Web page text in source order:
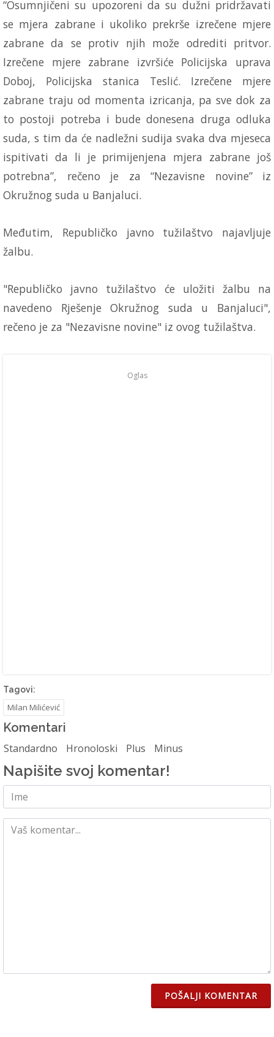
“Osumnjičeni su upozoreni da su dužni pridržavati
se mjera zabrane i ukoliko prekrše izrečene mjere
zabrane da se protiv njih može odrediti pritvor.
Izrečene mjere zabrane izvršiće Policijska uprava
Doboj, Policijska stanica Teslić. Izrečene mjere
zabrane traju od momenta izricanja, pa sve dok za
to postoji potreba i bude donesena druga odluka
suda, s tim da će nadležni sudija svaka dva mjeseca
ispitivati da li je primijenjena mjera zabrane još
potrebna”, rečeno je za “Nezavisne novine” iz
Okružnog suda u Banjaluci.
Međutim, Republičko javno tužilaštvo najavljuje
žalbu.
"Republičko javno tužilaštvo će uložiti žalbu na
navedeno Rješenje Okružnog suda u Banjaluci",
rečeno je za "Nezavisne novine" iz ovog tužilaštva.
Oglas
Tagovi:
Milan Milićević
Komentari
Standardno Hronoloski Plus Minus
Napišite svoj komentar!
POŠALJI KOMENTAR